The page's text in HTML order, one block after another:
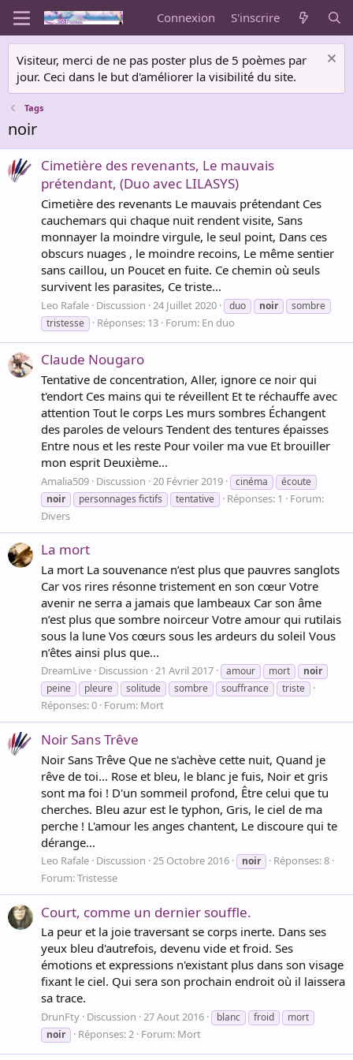
Connexion S'inscrire
Visiteur, merci de ne pas poster plus de 5 poèmes par
jour. Ceci dans le but d'améliorer la visibilité du site.
Tags
noir
Cimetière des revenants, Le mauvais
prétendant, (Duo avec LILASYS)
Cimetière des revenants Le mauvais prétendant Ces
cauchemars qui chaque nuit rendent visite, Sans
monnayer la moindre virgule, le seul point, Dans ces
obscurs nuages , le moindre recoins, Le même sentier
sans caillou, un Poucet en fuite. Ce chemin où seuls
survivent les parasites, Ce triste...
Leo Rafale Discussion 24 Juillet 2020 duo noir
sombre
tristesse
Réponses: 13 Forum: En duo
Claude Nougaro
Tentative de concentration, Aller, ignore ce noir qui
t'endort Ces mains qui te réveillent Et te réchauffe avec
attention Tout le corps Les murs sombres Échangent
des paroles de velours Tendent des tentures épaisses
Entre nous et les reste Pour voiler ma vue Et brouiller
mon esprit Deuxième...
Amalia509 Discussion 20 Février 2019 cinéma
écoute
noir
personnages fictifs tentative Réponses: 1
Forum:
Divers
La mort
La mort La souvenance n’est plus que pauvres sanglots
Car vos rires résonne tristement en son cœur Votre
avenir ne serra a jamais que lambeaux Car son âme
n’est plus que sombre noirceur Votre amour qui rutilais
sous la lune Vos cœurs sous les ardeurs du soleil Vous
n’êtes ainsi plus que...
DreamLive Discussion 21 Avril 2017 amour mort
noir
peine
pleure solitude sombre souffrance triste
Réponses: 0 Forum: Mort
Noir Sans Trêve
Noir Sans Trêve Que ne s'achève cette nuit, Quand je
rêve de toi... Rose et bleu, le blanc je fuis, Noir et gris
sont ma foi ! D'un sommeil profond, Être celui que tu
cherches. Bleu azur est le typhon, Gris, le ciel de ma
perche ! L'amour les anges chantent, Le discoure qui te
dérange...
Leo Rafale Discussion 25 Octobre 2016 noir
Réponses: 8
Forum:Tristesse
Court, comme un dernier souffle.
La peur et la joie traversant se corps inerte. Dans ses
yeux bleu d'autrefois, devenu vide et froid. Ses
émotions et expressions n'existant plus dans son visage
fixant le ciel. Qui sera son prochain endroit où il laissera
sa trace.
DrunFty Discussion 27 Aout 2016 blanc froid
mort
noir
Réponses: 2 Forum: Mort